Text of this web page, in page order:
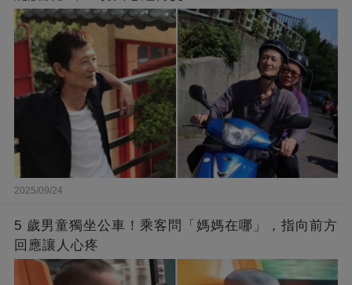
2025/09/24
5 歲男童獨坐公車！乘客問「媽媽在哪」，指向前方
回應讓人心疼